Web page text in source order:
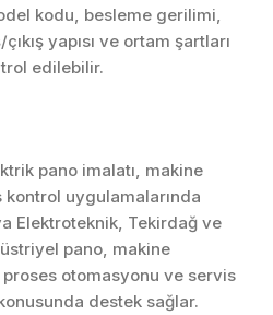
kodu, besleme gerilimi,
yapısı ve ortam şartları
edilebilir.
pano imalatı, makine
kontrol uygulamalarında
Elektroteknik, Tekirdağ ve
pano, makine
otomasyonu ve servis
destek sağlar.